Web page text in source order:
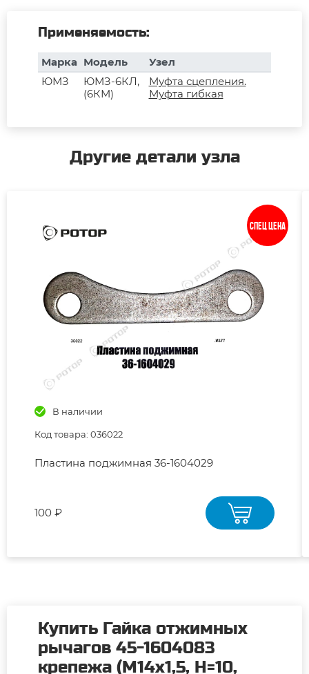
Применяемость:
Марка Модель
Узел
ЮМЗ
ЮМЗ-6КЛ,
(6КМ)
Муфта сцепления.
Муфта гибкая
Другие детали узла
Спец цена
В наличии
Код товара: 036022
Пластина поджимная 36-1604029
100 ₽
Купить Гайка отжимных
рычагов 45-1604083
крепежа (М14х1,5, H=10,